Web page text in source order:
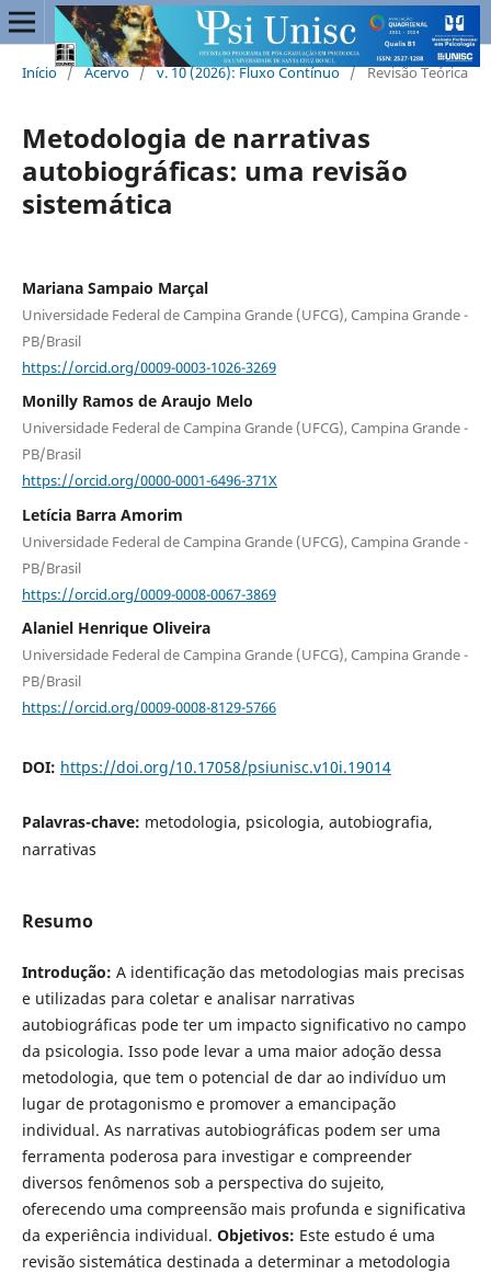
Início / Acervo / v. 10 (2026): Fluxo Contínuo / Revisão Teórica
Metodologia de narrativas
autobiográficas: uma revisão
sistemática
Mariana Sampaio Marçal
Universidade Federal de Campina Grande (UFCG), Campina Grande -
PB/Brasil
https://orcid.org/0009-0003-1026-3269
Monilly Ramos de Araujo Melo
Universidade Federal de Campina Grande (UFCG), Campina Grande -
PB/Brasil
https://orcid.org/0000-0001-6496-371X
Letícia Barra Amorim
Universidade Federal de Campina Grande (UFCG), Campina Grande -
PB/Brasil
https://orcid.org/0009-0008-0067-3869
Alaniel Henrique Oliveira
Universidade Federal de Campina Grande (UFCG), Campina Grande -
PB/Brasil
https://orcid.org/0009-0008-8129-5766
DOI: https://doi.org/10.17058/psiunisc.v10i.19014
Palavras-chave: metodologia, psicologia, autobiografia,
narrativas
Resumo
Introdução: A identificação das metodologias mais precisas
e utilizadas para coletar e analisar narrativas
autobiográficas pode ter um impacto significativo no campo
da psicologia. Isso pode levar a uma maior adoção dessa
metodologia, que tem o potencial de dar ao indivíduo um
lugar de protagonismo e promover a emancipação
individual. As narrativas autobiográficas podem ser uma
ferramenta poderosa para investigar e compreender
diversos fenômenos sob a perspectiva do sujeito,
oferecendo uma compreensão mais profunda e significativa
da experiência individual. Objetivos: Este estudo é uma
revisão sistemática destinada a determinar a metodologia